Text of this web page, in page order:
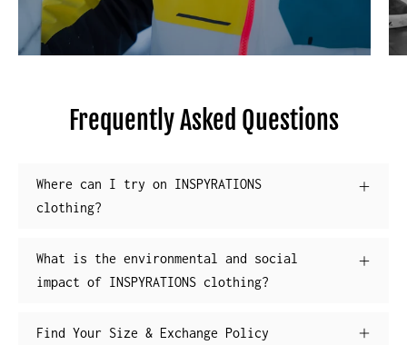
Frequently Asked Questions
Where can I try on INSPYRATIONS
clothing?
What is the environmental and social
impact of INSPYRATIONS clothing?
Find Your Size & Exchange Policy